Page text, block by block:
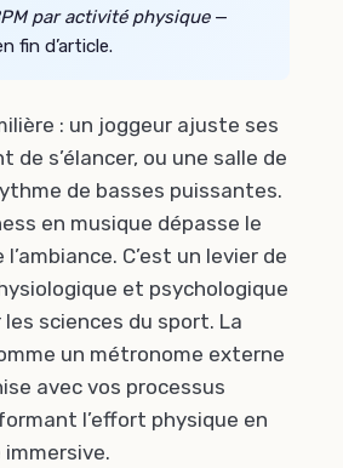
par activité physique—
fin d’article.
: un joggeur ajuste ses
de s’élancer, ou une salle de
de basses puissantes.
en musique dépasse le
C’est un levier de
et psychologique
sciences du sport. La
un métronome externe
avec vos processus
l’effort physique en